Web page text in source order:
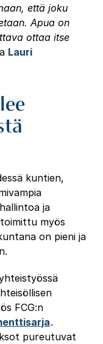
että joku
Apua on
ottaa itse
Lauri
kuntien,
ja
myös
on pieni ja
FCG:n
.
pureutuvat